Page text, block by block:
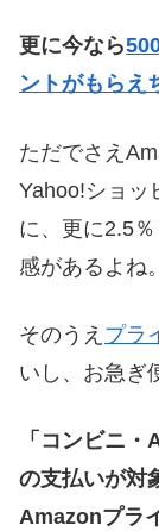
更に今なら
ントがもらえ
ただでさえ
Yahoo!ショッ
に、更に2.5
感があるよね。
そのうえ プラ
いし、お急ぎ
「コンビニ
の支払いが対
Amazonプラ